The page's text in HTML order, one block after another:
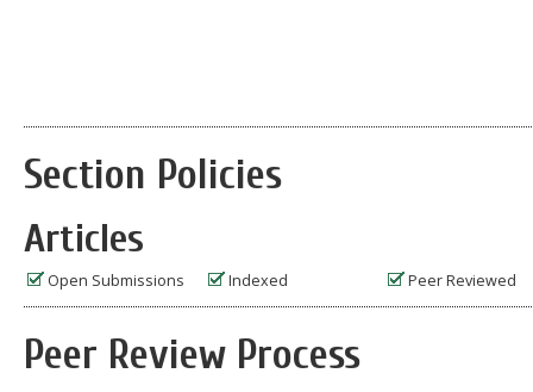
Section Policies
Articles
Open Submissions Indexed Peer Reviewed
Peer Review Process